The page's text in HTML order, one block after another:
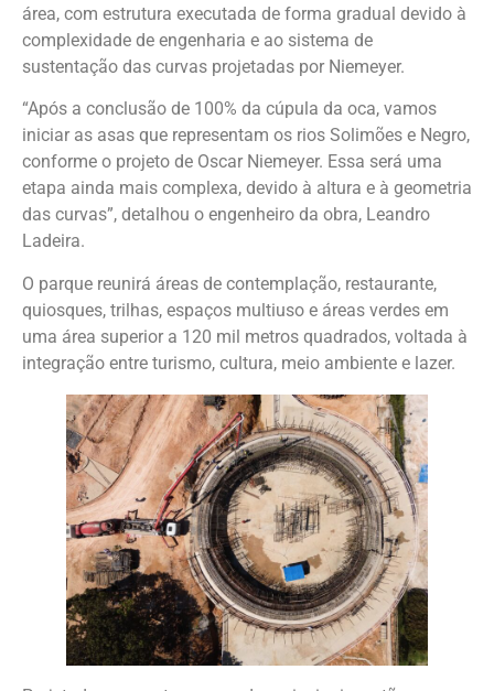
área, com estrutura executada de forma gradual devido à
complexidade de engenharia e ao sistema de
sustentação das curvas projetadas por Niemeyer.
“Após a conclusão de 100% da cúpula da oca, vamos
iniciar as asas que representam os rios Solimões e Negro,
conforme o projeto de Oscar Niemeyer. Essa será uma
etapa ainda mais complexa, devido à altura e à geometria
das curvas”, detalhou o engenheiro da obra, Leandro
Ladeira.
O parque reunirá áreas de contemplação, restaurante,
quiosques, trilhas, espaços multiuso e áreas verdes em
uma área superior a 120 mil metros quadrados, voltada à
integração entre turismo, cultura, meio ambiente e lazer.